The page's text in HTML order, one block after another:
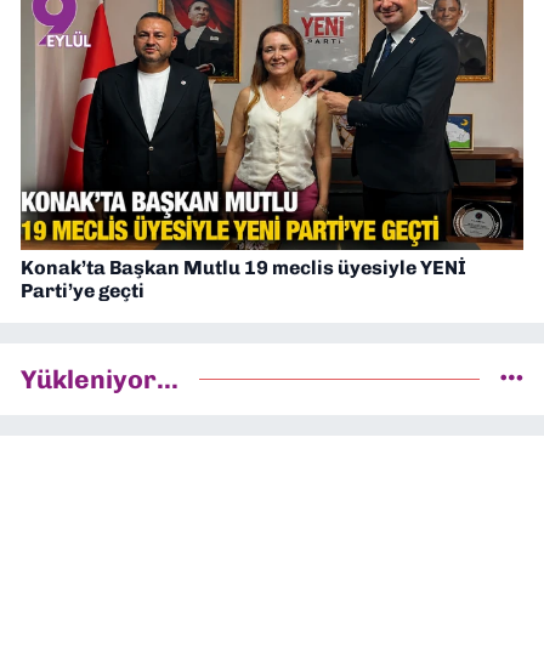
Konak’ta Başkan Mutlu 19 meclis üyesiyle YENİ
Parti’ye geçti
Yükleniyor...